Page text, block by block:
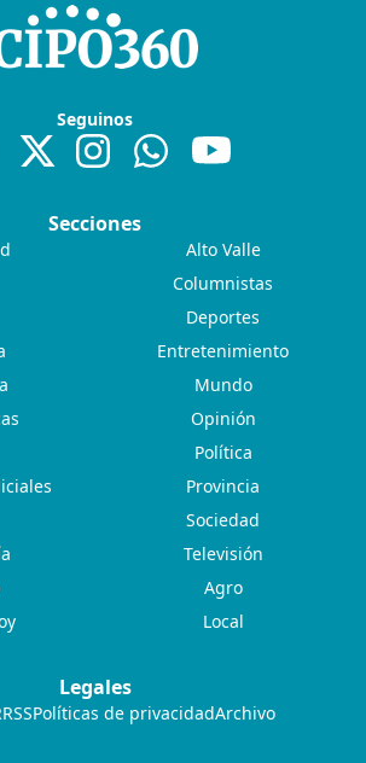
Seguinos
Secciones
Alto Valle
Columnistas
Deportes
Entretenimiento
Mundo
Opinión
Política
Provincia
Sociedad
Televisión
Agro
Local
Legales
Políticas de privacidadArchivo